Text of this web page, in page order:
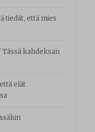
tiedät, että mies
kahdeksan
elät